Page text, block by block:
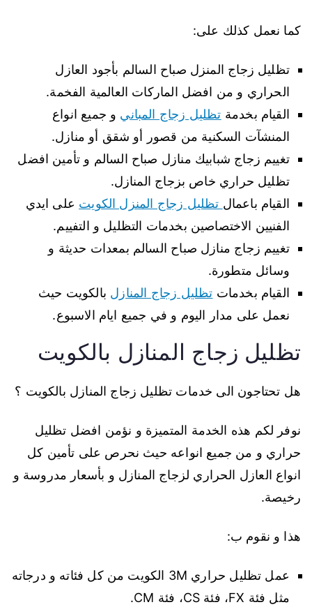
كما نعمل كذلك على:
تظليل زجاج المنزل صباح السالم بأجود العازل
الحراري و من افضل الماركات العالمية الفخمة.
القيام بخدمة تظليل زجاج المباني و جميع انواع
المنشآت السكنية من قصور أو شقق أو منازل.
تغييم زجاج شبابيك منازل صباح السالم و تأمين افضل
تظليل حراري خاص بزجاج المنازل.
القيام باعمال تظليل زجاج المنزل الكويت على ايدي
الفنيين الاختصاصين بخدمات التظليل و التفييم.
تغييم زجاج منازل صباح السالم بمعدات حديثة و
وسائل متطورة.
القيام بخدمات تظليل زجاج المنازل بالكويت حيث
نعمل على مدار اليوم و في جميع ايام الاسبوع.
تظليل زجاج المنازل بالكويت
هل تحتاجون الى خدمات تظليل زجاج المنازل بالكويت ؟
نوفر لكم هذه الخدمة المتميزة و نؤمن افضل تظليل
حراري و من جميع انواعه حيث نحرص على تأمين كل
انواع العازل الحراري لزجاج المنازل و بأسعار مدروسة و
رخيصة.
هذا و نقوم ب:
عمل تظليل حراري 3M الكويت من كل فئاته و درجاته
مثل فئة FX، فئة CS، فئة CM.